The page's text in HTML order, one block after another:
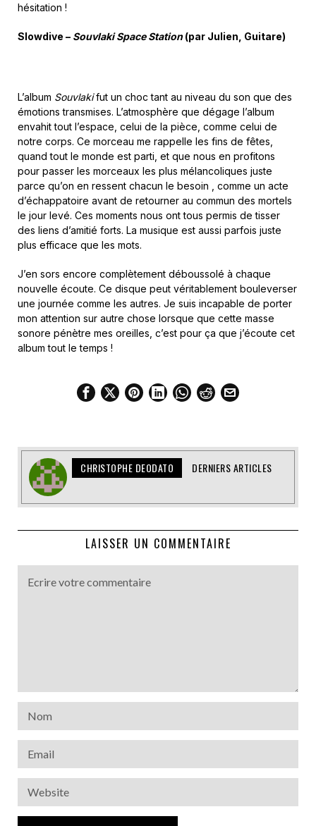
hésitation !
Slowdive – Souvlaki Space Station (par Julien, Guitare)
L’album Souvlakifut un choc tant au niveau du son que des
émotions transmises. L’atmosphère que dégage l’album
envahit tout l’espace, celui de la pièce, comme celui de
notre corps. Ce morceau me rappelle les fins de fêtes,
quand tout le monde est parti, et que nous en profitons
pour passer les morceaux les plus mélancoliques juste
parce qu’on en ressent chacun le besoin , comme un acte
d’échappatoire avant de retourner au commun des mortels
le jour levé. Ces moments nous ont tous permis de tisser
des liens d’amitié forts. La musique est aussi parfois juste
plus efficace que les mots.
J’en sors encore complètement déboussolé à chaque
nouvelle écoute. Ce disque peut véritablement bouleverser
une journée comme les autres. Je suis incapable de porter
mon attention sur autre chose lorsque que cette masse
sonore pénètre mes oreilles, c’est pour ça que j’écoute cet
album tout le temps !
CHRISTOPHE DEODATO DERNIERS ARTICLES
LAISSER UN COMMENTAIRE